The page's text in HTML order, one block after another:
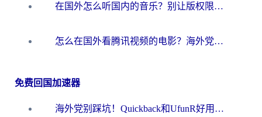
在国外怎么听国内的音乐？别让版权限制断了你的华语歌单
怎么在国外看腾讯视频的电影？海外党亲测有效的回国加速指南
免费回国加速器
海外党别踩坑！Quickback和UfunR好用吗？选对回国加速器才能无缝刷国内资源